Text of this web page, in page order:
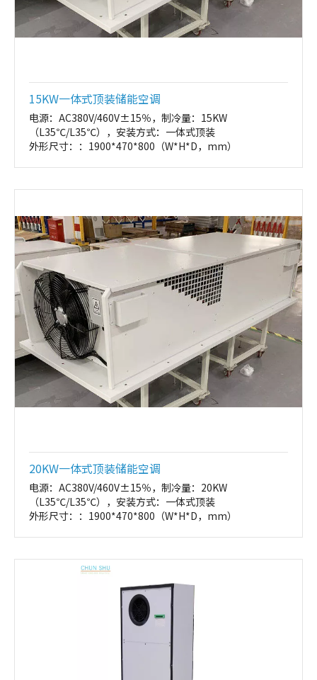
15KW一体式顶装储能空调
电源：AC380V/460V±15％，制冷量：15KW
（L35℃/L35℃），安装方式：一体式顶装
外形尺寸：：1900*470*800（W*H*D，mm）
20KW一体式顶装储能空调
电源：AC380V/460V±15％，制冷量：20KW
（L35℃/L35℃），安装方式：一体式顶装
外形尺寸：：1900*470*800（W*H*D，mm）